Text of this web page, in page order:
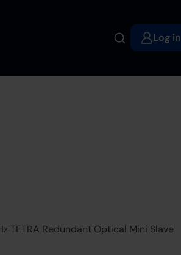
Log in
TETRA Redundant Optical Mini Slave